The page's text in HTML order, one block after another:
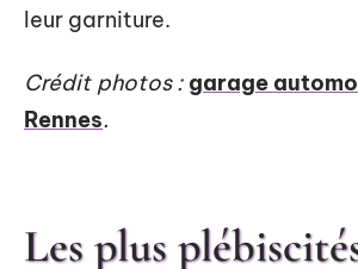
leur garniture.
Crédit photos : garage
Rennes.
Les plus